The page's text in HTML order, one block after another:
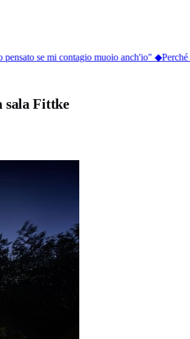
se mi contagio muoio anch'io"◆ Perché i
sala Fittke